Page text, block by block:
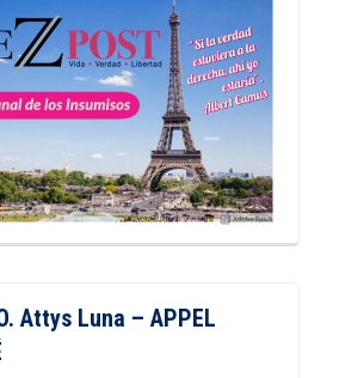
Attys Luna – APPEL